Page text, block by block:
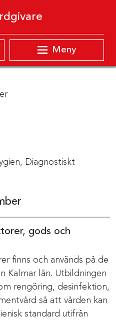
Meny
Diagnostiskt
gods och
finns och används på de
Kalmar län. Utbildningen
rengöring, desinfektion,
så att vården kan
standard utifrån